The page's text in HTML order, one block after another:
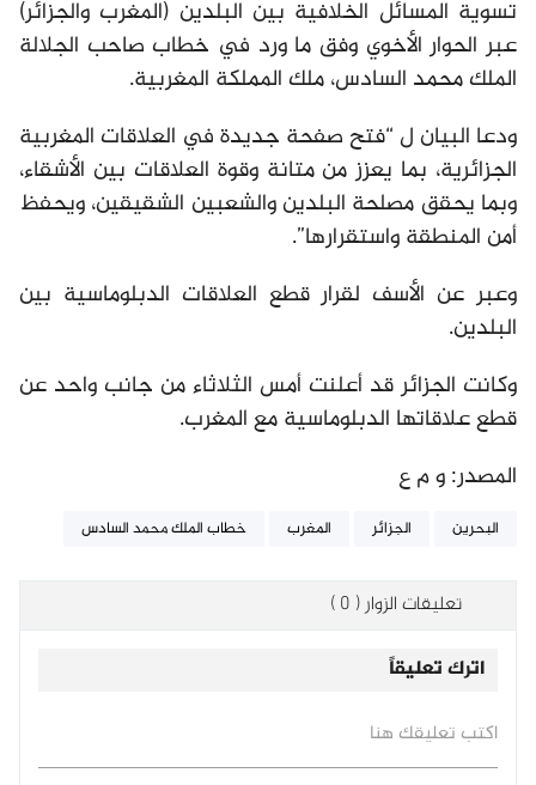
تسوية المسائل الخلافية بين البلدين (المغرب والجزائر)
عبر الحوار الأخوي وفق ما ورد في خطاب صاحب الجلالة
الملك محمد السادس، ملك المملكة المغربية.
ودعا البيان ل “فتح صفحة جديدة في العلاقات المغربية
الجزائرية، بما يعزز من متانة وقوة العلاقات بين الأشقاء،
وبما يحقق مصلحة البلدين والشعبين الشقيقين، ويحفظ
أمن المنطقة واستقرارها”.
وعبر عن الأسف لقرار قطع العلاقات الدبلوماسية بين
البلدين.
وكانت الجزائر قد أعلنت أمس الثلاثاء من جانب واحد عن
قطع علاقاتها الدبلوماسية مع المغرب.
المصدر: و م ع
البحرين الجزائر المغرب خطاب الملك محمد السادس
تعليقات الزوار ( 0 )
اترك تعليقاً
اكتب تعليقك هنا